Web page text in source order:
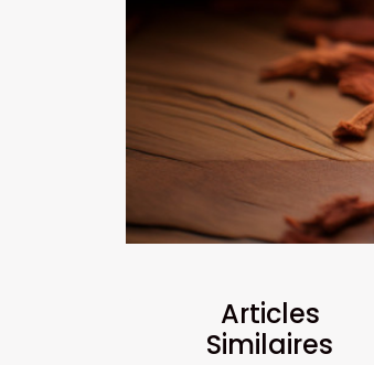
Articles
Similaires